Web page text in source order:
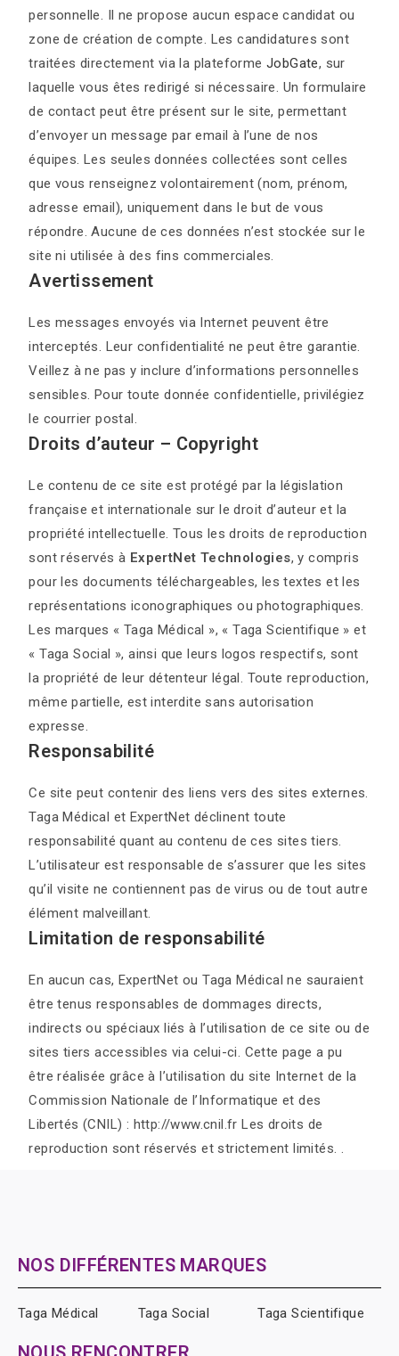
personnelle. Il ne propose aucun espace candidat ou
zone de création de compte. Les candidatures sont
traitées directement via la plateformeJobGate, sur
laquelle vous êtes redirigé si nécessaire. Un formulaire
de contact peut être présent sur le site, permettant
d’envoyer un message par email à l’une de nos
équipes. Les seules données collectées sont celles
que vous renseignez volontairement (nom, prénom,
adresse email), uniquement dans le but de vous
répondre. Aucune de ces données n’est stockée sur le
site ni utilisée à des fins commerciales.
Avertissement
Les messages envoyés via Internet peuvent être
interceptés. Leur confidentialité ne peut être garantie.
Veillez à ne pas y inclure d’informations personnelles
sensibles. Pour toute donnée confidentielle, privilégiez
le courrier postal.
Droits d’auteur – Copyright
Le contenu de ce site est protégé par la législation
française et internationale sur le droit d’auteur et la
propriété intellectuelle. Tous les droits de reproduction
sont réservés à ExpertNet Technologies, y compris
pour les documents téléchargeables, les textes et les
représentations iconographiques ou photographiques.
Les marques « Taga Médical », « Taga Scientifique » et
« Taga Social », ainsi que leurs logos respectifs, sont
la propriété de leur détenteur légal. Toute reproduction,
même partielle, est interdite sans autorisation
expresse.
Responsabilité
Ce site peut contenir des liens vers des sites externes.
Taga Médical et ExpertNet déclinent toute
responsabilité quant au contenu de ces sites tiers.
L’utilisateur est responsable de s’assurer que les sites
qu’il visite ne contiennent pas de virus ou de tout autre
élément malveillant.
Limitation de responsabilité
En aucun cas, ExpertNet ou Taga Médical ne sauraient
être tenus responsables de dommages directs,
indirects ou spéciaux liés à l’utilisation de ce site ou de
sites tiers accessibles via celui-ci. Cette page a pu
être réalisée grâce à l’utilisation du site Internet de la
Commission Nationale de l’Informatique et des
Libertés (CNIL) : http://www.cnil.fr Les droits de
reproduction sont réservés et strictement limités. .
NOS DIFFÉRENTES MARQUES
Taga Médical Taga Social Taga Scientifique